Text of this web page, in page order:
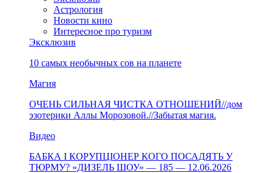
Астрология
Новости кино
Интересное про туризм
Эксклюзив
10 самых необычных сов на планете
Магия
ОЧЕНЬ СИЛЬНАЯ ЧИСТКА ОТНОШЕНИЙ//дом
эзотерики Аллы Морозовой.//Забытая магия.
Видео
БАБКА І КОРУПЦІОНЕР КОГО ПОСАДЯТЬ У
ТЮРМУ? «ДИЗЕЛЬ ШОУ» — 185 — 12.06.2026